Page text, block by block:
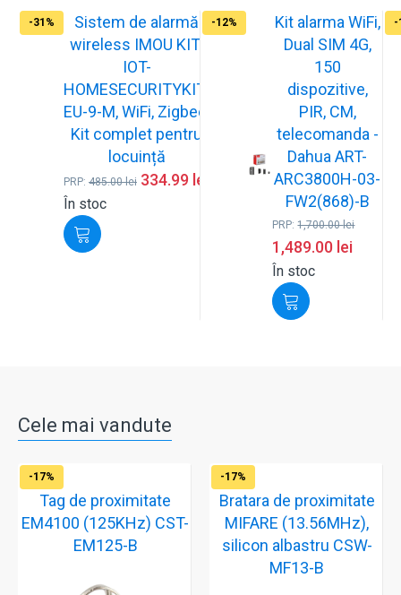
-31%
Sistem de alarmă
wireless IMOU KIT-
IOT-
HOMESECURITYKIT-
EU-9-M, WiFi, Zigbee,
Kit complet pentru
locuință
PRP: 485.00lei 334.99 lei
În stoc
-12%
Kit alarma WiFi,
Dual SIM 4G,
150
dispozitive,
PIR, CM,
telecomanda -
Dahua ART-
ARC3800H-03-
FW2(868)-B
PRP:1,700.00lei
1,489.00 lei
În stoc
-
Cele mai vandute
-17%
Tag de proximitate
EM4100 (125KHz) CST-
EM125-B
-17%
Bratara de proximitate
MIFARE (13.56MHz),
silicon albastru CSW-
MF13-B